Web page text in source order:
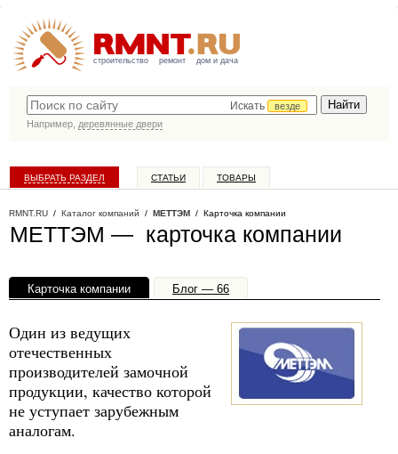
строительство ремонт дом и дача
Искать
везде
Например, деревянные двери
ВЫБРАТЬ РАЗДЕЛ СТАТЬИ ТОВАРЫ
RMNT.RU / Каталог компаний / МЕТТЭМ / Карточка компании
МЕТТЭМ — карточка компании
Карточка компании
Блог — 66
Один из ведущих
отечественных
производителей замочной
продукции, качество которой
не уступает зарубежным
аналогам.